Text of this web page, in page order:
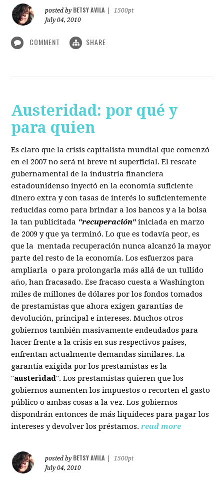
posted by BETSY AVILA
1500pt
July 04, 2010
COMMENT SHARE
Austeridad: por qué y
para quien
Es claro que la crisis capitalista mundial que comenzó
en el 2007 no será ni breve ni superficial. El rescate
gubernamental de la industria financiera
estadounidenso inyectó en la economía suficiente
dinero extra y con tasas de interés lo suficientemente
reducidas como para brindar a los bancos y a la bolsa
la tan publicitada "recuperación" iniciada en marzo
de 2009 y que ya terminó. Lo que es todavía peor, es
que la mentada recuperación nunca alcanzó la mayor
parte del resto de la economía. Los esfuerzos para
ampliarla o para prolongarla más allá de un tullido
año, han fracasado. Ese fracaso cuesta a Washington
miles de millones de dólares por los fondos tomados
de prestamistas que ahora exigen garantías de
devolución, principal e intereses. Muchos otros
gobiernos también masivamente endeudados para
hacer frente a la crisis en sus respectivos países,
enfrentan actualmente demandas similares. La
garantía exigida por los prestamistas es la
"austeridad". Los prestamistas quieren que los
gobiernos aumenten los impuestos o recorten el gasto
público o ambas cosas a la vez. Los gobiernos
dispondrán entonces de más liquideces para pagar los
intereses y devolver los préstamos. read more
posted by BETSY AVILA
1500pt
July 04, 2010